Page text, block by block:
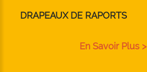
DRAPEAUX DE RAPORTS
En Savoir Plus >